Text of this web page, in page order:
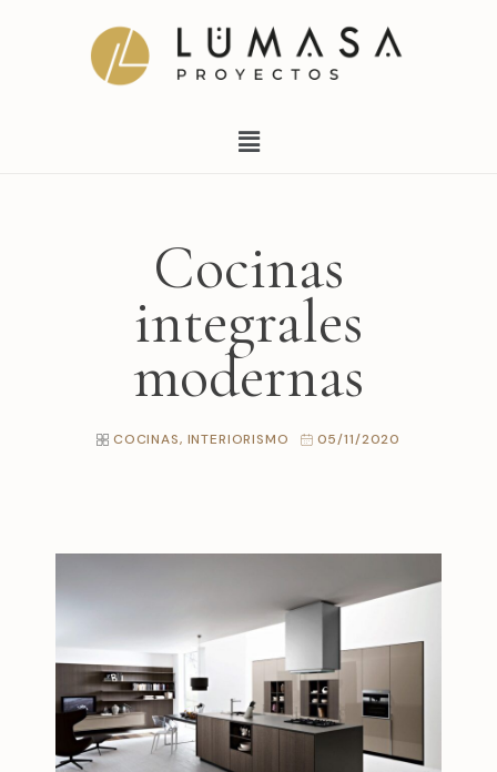
Menú
Cocinas
integrales
modernas
COCINAS, INTERIORISMO 05/11/2020